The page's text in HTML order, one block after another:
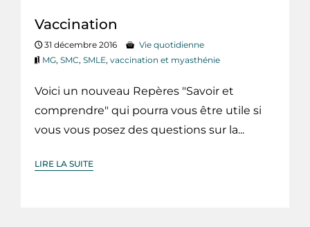
Vaccination
31 décembre 2016
Vie quotidienne
MG, SMC, SMLE, vaccination et myasthénie
Voici un nouveau Repères "Savoir et
comprendre" qui pourra vous être utile si
vous vous posez des questions sur la...
LIRE LA SUITE